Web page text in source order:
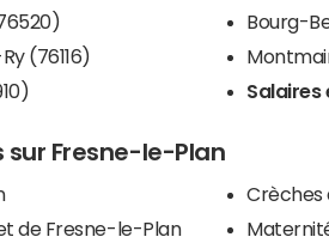
(76116)
Bourg-
Salaires
sur Fresne-le-Plan
de Fresne-le-Plan